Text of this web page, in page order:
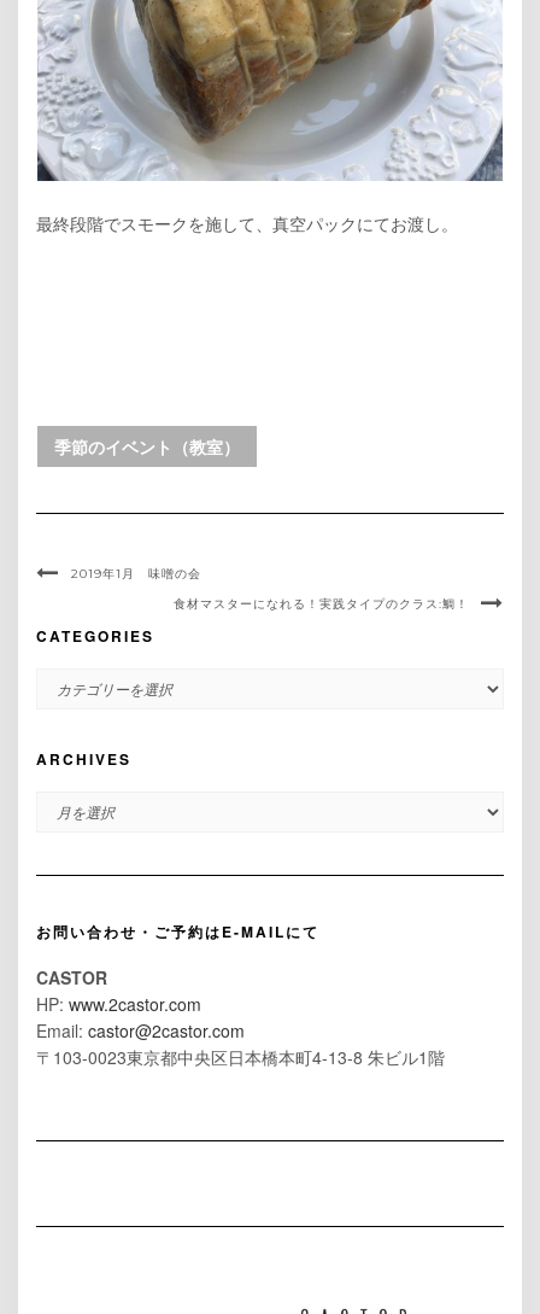
最終段階でスモークを施して、真空パックにてお渡し。
季節のイベント（教室）
2019年1月 味噌の会
食材マスターになれる！実践タイプのクラス:鯛！
CATEGORIES
CATEGORIES
ARCHIVES
ARCHIVES
お問い合わせ・ご予約はE-MAILにて
CASTOR
HP: www.2castor.com
Email: castor@2castor.com
〒103-0023東京都中央区日本橋本町4-13-8 朱ビル1階